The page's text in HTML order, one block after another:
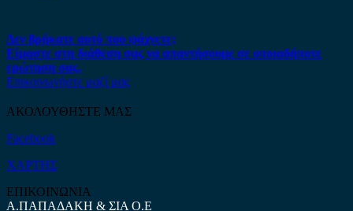
Δεν βρήκατε αυτό που ψάχνετε;
Είμαστε στη διάθεση σας να απαντήσουμε σε οποιαδήποτε
ερώτηση σας.
Επικοινωνήστε μαζί μας
ΑΚΟΛΟΥΘΗΣΤΕ ΜΑΣ
Facebook
ΧΑΡΤΗΣ
ΕΠΙΚΟΙΝΩΝΙΑ
Α.ΠΑΠΑΔΑΚΗ & ΣΙΑ Ο.Ε